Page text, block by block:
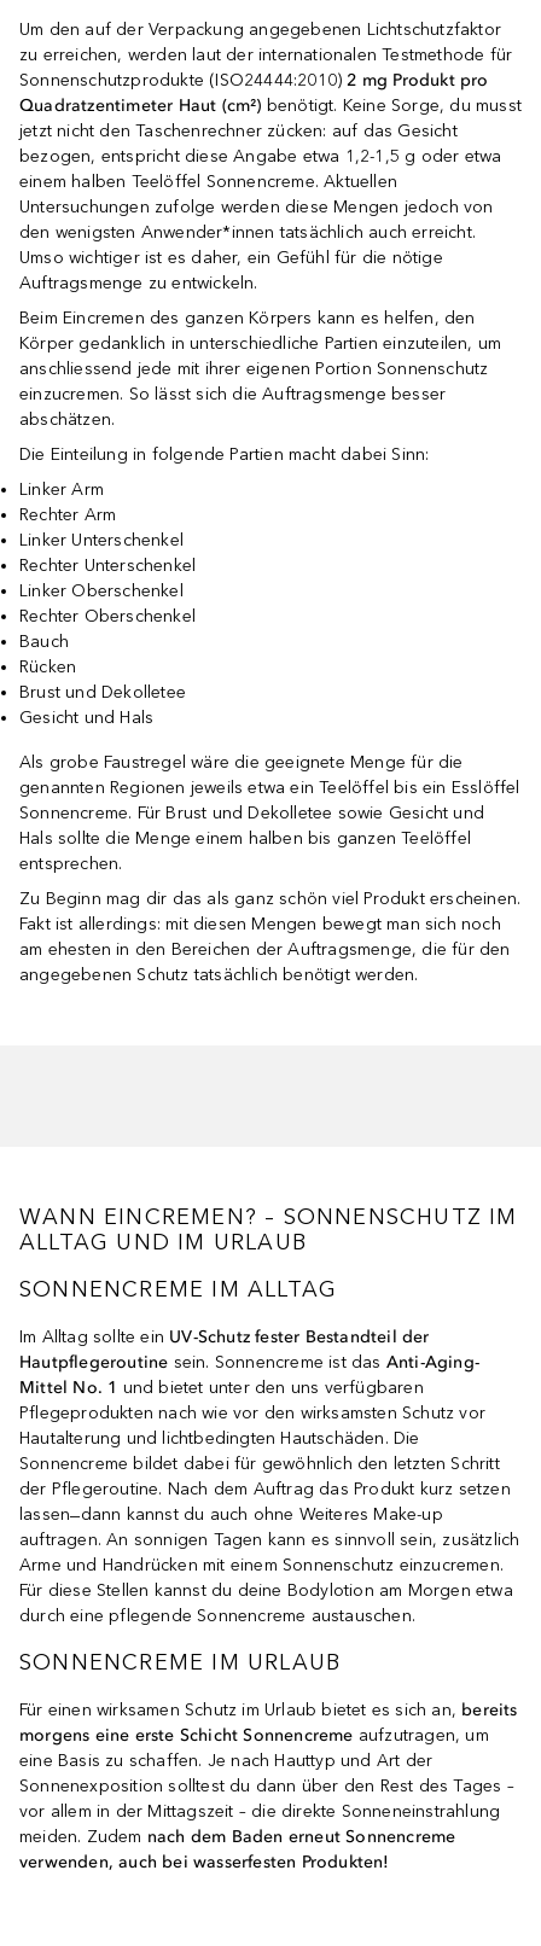
Um den auf der Verpackung angegebenen Lichtschutzfaktor
zu erreichen, werden laut der internationalen Testmethode für
Sonnenschutzprodukte (ISO24444:2010)2 mg Produkt pro
Quadratzentimeter Haut (cm²) benötigt. Keine Sorge, du musst
jetzt nicht den Taschenrechner zücken: auf das Gesicht
bezogen, entspricht diese Angabe etwa 1,2-1,5 g oder etwa
einem halben Teelöffel Sonnencreme. Aktuellen
Untersuchungen zufolge werden diese Mengen jedoch von
den wenigsten Anwender*innen tatsächlich auch erreicht.
Umso wichtiger ist es daher, ein Gefühl für die nötige
Auftragsmenge zu entwickeln.
Beim Eincremen des ganzen Körpers kann es helfen, den
Körper gedanklich in unterschiedliche Partien einzuteilen, um
anschliessend jede mit ihrer eigenen Portion Sonnenschutz
einzucremen. So lässt sich die Auftragsmenge besser
abschätzen.
Die Einteilung in folgende Partien macht dabei Sinn:
Linker Arm
Rechter Arm
Linker Unterschenkel
Rechter Unterschenkel
Linker Oberschenkel
Rechter Oberschenkel
Bauch
Rücken
Brust und Dekolletee
Gesicht und Hals
Als grobe Faustregel wäre die geeignete Menge für die
genannten Regionen jeweils etwa ein Teelöffel bis ein Esslöffel
Sonnencreme. Für Brust und Dekolletee sowie Gesicht und
Hals sollte die Menge einem halben bis ganzen Teelöffel
entsprechen.
Zu Beginn mag dir das als ganz schön viel Produkt erscheinen.
Fakt ist allerdings: mit diesen Mengen bewegt man sich noch
am ehesten in den Bereichen der Auftragsmenge, die für den
angegebenen Schutz tatsächlich benötigt werden.
WANN EINCREMEN? – SONNENSCHUTZ IM
ALLTAG UND IM URLAUB
SONNENCREME IM ALLTAG
Im Alltag sollte ein UV-Schutz fester Bestandteil der
Hautpflegeroutine sein. Sonnencreme ist das Anti-Aging-
Mittel No. 1 und bietet unter den uns verfügbaren
Pflegeprodukten nach wie vor den wirksamsten Schutz vor
Hautalterung und lichtbedingten Hautschäden. Die
Sonnencreme bildet dabei für gewöhnlich den letzten Schritt
der Pflegeroutine. Nach dem Auftrag das Produkt kurz setzen
lassen ̶ dann kannst du auch ohne Weiteres Make-up
auftragen. An sonnigen Tagen kann es sinnvoll sein, zusätzlich
Arme und Handrücken mit einem Sonnenschutz einzucremen.
Für diese Stellen kannst du deine Bodylotion am Morgen etwa
durch eine pflegende Sonnencreme austauschen.
SONNENCREME IM URLAUB
Für einen wirksamen Schutz im Urlaub bietet es sich an, bereits
morgens eine erste Schicht Sonnencreme aufzutragen, um
eine Basis zu schaffen. Je nach Hauttyp und Art der
Sonnenexposition solltest du dann über den Rest des Tages –
vor allem in der Mittagszeit – die direkte Sonneneinstrahlung
meiden. Zudem nach dem Baden erneut Sonnencreme
verwenden, auch bei wasserfesten Produkten!